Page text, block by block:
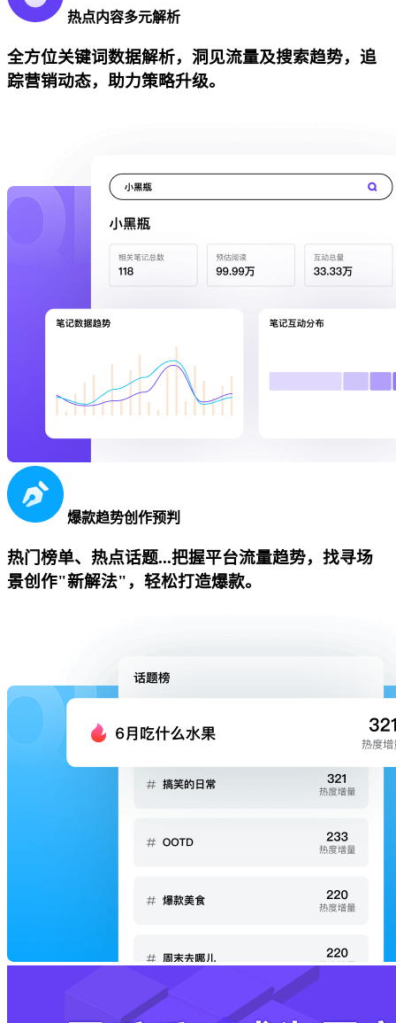
热点内容多元解析
全方位关键词数据解析，洞见流量及搜索趋势，追
踪营销动态，助力策略升级。
爆款趋势创作预判
热门榜单、热点话题...把握平台流量趋势，找寻场
景创作"新解法"，轻松打造爆款。